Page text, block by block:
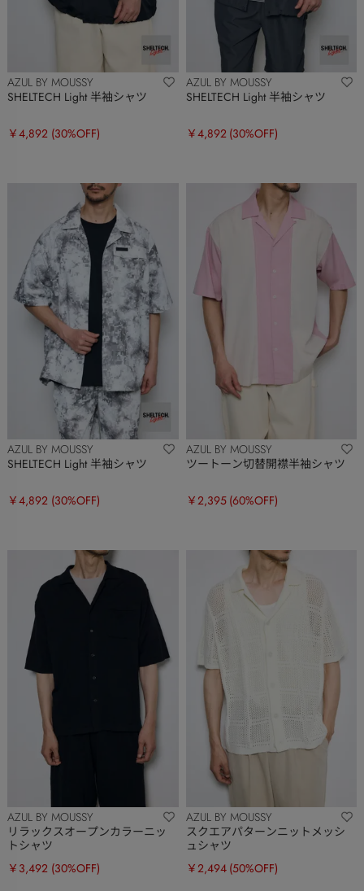
AZUL BY MOUSSY
SHELTECH Light 半袖シャツ
￥4,892 (30%OFF)
AZUL BY MOUSSY
SHELTECH Light 半袖シャツ
￥4,892 (30%OFF)
AZUL BY MOUSSY
SHELTECH Light 半袖シャツ
￥4,892 (30%OFF)
AZUL BY MOUSSY
ツートーン切替開襟半袖シャツ
￥2,395 (60%OFF)
AZUL BY MOUSSY
リラックスオープンカラーニッ
トシャツ
￥3,492 (30%OFF)
AZUL BY MOUSSY
スクエアパターンニットメッシ
ュシャツ
￥2,494 (50%OFF)